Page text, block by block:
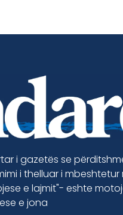
i gazetës se
i thelluar i mbeshtetur
e lajmit"- eshte
e jona